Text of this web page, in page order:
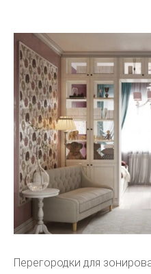
Перегородки для